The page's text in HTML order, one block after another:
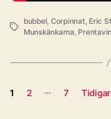
Etiketter
bubbel, Corpinnat, Eric
Munskänkarna, Prentavin
Sidnumrering
1 2 … 7